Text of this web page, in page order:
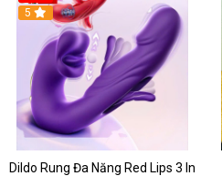
5
Dildo Rung Đa Năng Red Lips 3 In